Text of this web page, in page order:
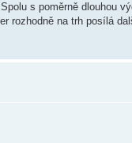
s poměrně dlouhou
rozhodně na trh posílá